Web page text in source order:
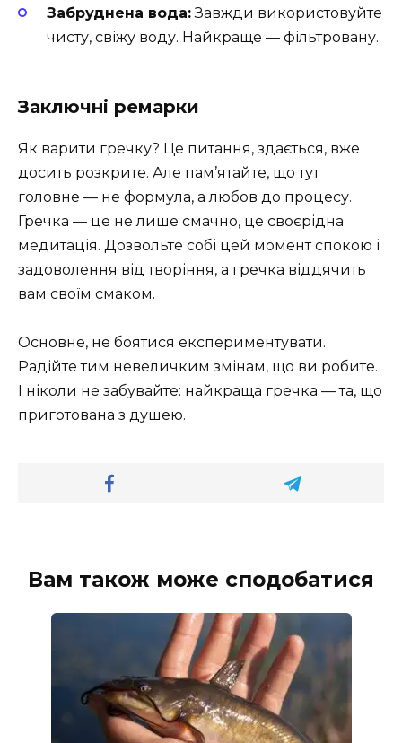
Забруднена вода:Завжди використовуйте
чисту, свіжу воду. Найкраще — фільтровану.
Заключні ремарки
Як варити гречку? Це питання, здається, вже
досить розкрите. Але пам’ятайте, що тут
головне — не формула, а любов до процесу.
Гречка — це не лише смачно, це своєрідна
медитація. Дозвольте собі цей момент спокою і
задоволення від творіння, а гречка віддячить
вам своїм смаком.
Основне, не боятися експериментувати.
Радійте тим невеличким змінам, що ви робите.
І ніколи не забувайте: найкраща гречка — та, що
приготована з душею.
Вам також може сподобатися